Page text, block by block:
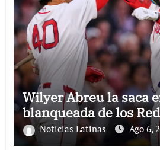
Wilyer Abreu la saca
blanqueada de los
Noticias Latinas Ago 6,